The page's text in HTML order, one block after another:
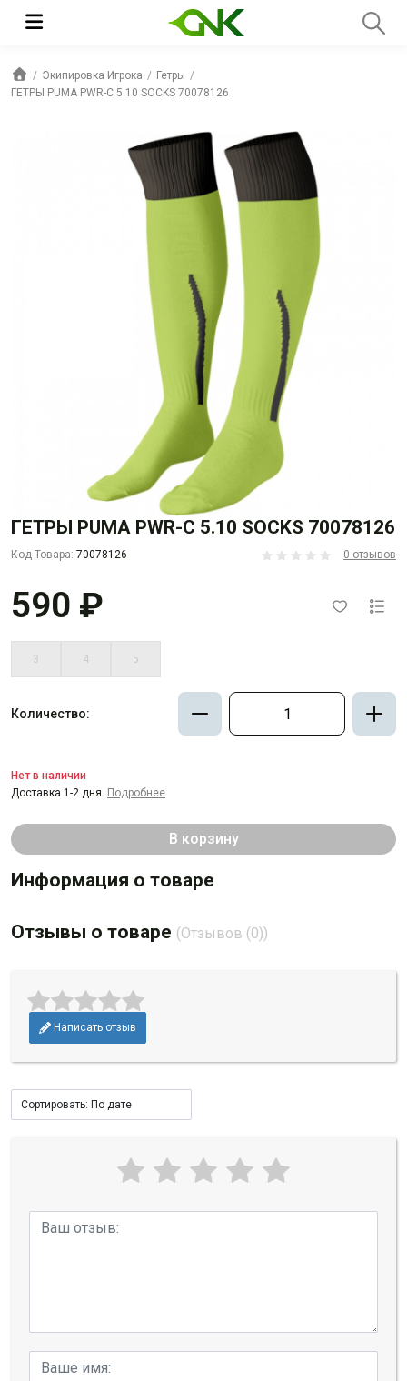
Экипировка Игрока
Гетры
ГЕТРЫ PUMA PWR-C 5.10 SOCKS 70078126
ГЕТРЫ PUMA PWR-C 5.10 SOCKS 70078126
Код Товара: 70078126 0 отзывов
590 ₽
3 4 5
Количество:
В корзину
Нет в наличии
Доставка 1-2 дня. Подробнее
Информация о товаре
Отзывы о товаре (Отзывов (0))
Написать отзыв